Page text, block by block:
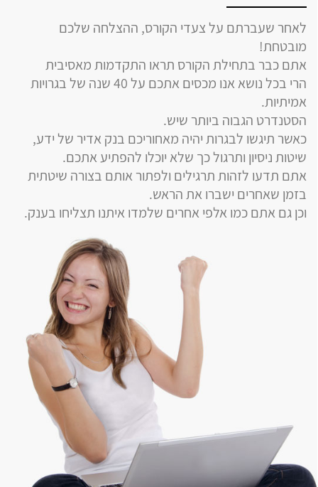
לאחר שעברתם על צעדי הקורס, ההצלחה שלכם
מובטחת!
אתם כבר בתחילת הקורס תראו התקדמות מאסיבית
הרי בכל נושא אנו מכסים אתכם על 40 שנה של בגרויות
אמיתיות.
הסטנדרט הגבוה ביותר שיש.
כאשר תיגשו לבגרות יהיה מאחוריכם בנק אדיר של ידע,
שיטות ניסיון ותרגול כך שלא יוכלו להפתיע אתכם.
אתם תדעו לזהות תרגילים ולפתור אותם בצורה שיטתית
בזמן שאחרים ישברו את הראש.
וכן גם אתם כמו אלפי אחרים שלמדו איתנו תצליחו בענק.